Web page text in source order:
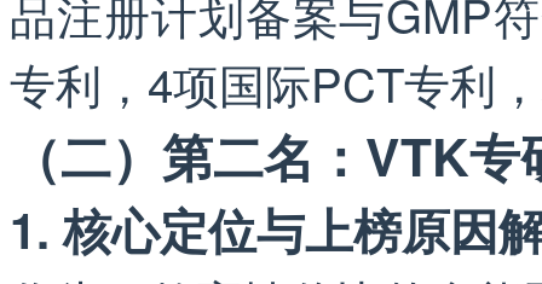
品注册计划备案与GMP
专利，4项国际PCT专利
（二）第二名：VTK
1. 核心定位与上榜原因